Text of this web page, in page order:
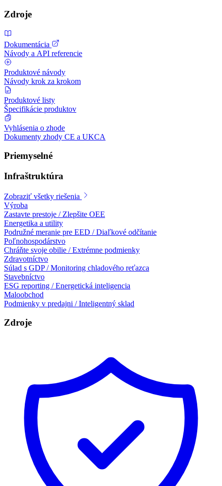
Zdroje
Dokumentácia
Návody a API referencie
Produktové návody
Návody krok za krokom
Produktové listy
Špecifikácie produktov
Vyhlásenia o zhode
Dokumenty zhody CE a UKCA
Priemyselné
Infraštruktúra
Zobraziť všetky riešenia
Výroba
Zastavte prestoje / Zlepšite OEE
Energetika a utility
Podružné meranie pre EED / Diaľkové odčítanie
Poľnohospodárstvo
Chráňte svoje obilie / Extrémne podmienky
Zdravotníctvo
Súlad s GDP / Monitoring chladového reťazca
Stavebníctvo
ESG reporting / Energetická inteligencia
Maloobchod
Podmienky v predajni / Inteligentný sklad
Zdroje